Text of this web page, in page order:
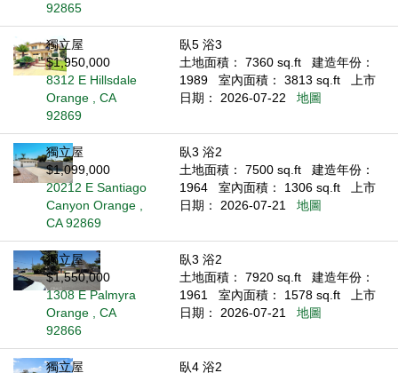
92865
獨立屋
$1,950,000
8312 E Hillsdale
Orange , CA
92869
臥5 浴3
土地面積： 7360 sq.ft
建造年份：
1989
室內面積： 3813 sq.ft
上市
日期： 2026-07-22
地圖
獨立屋
$1,099,000
20212 E Santiago
Canyon Orange ,
CA 92869
臥3 浴2
土地面積： 7500 sq.ft
建造年份：
1964
室內面積： 1306 sq.ft
上市
日期： 2026-07-21
地圖
獨立屋
$1,550,000
1308 E Palmyra
Orange , CA
92866
臥3 浴2
土地面積： 7920 sq.ft
建造年份：
1961
室內面積： 1578 sq.ft
上市
日期： 2026-07-21
地圖
獨立屋
臥4 浴2